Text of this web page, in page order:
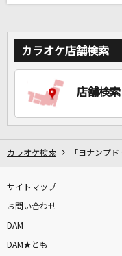
カラ
カラオケ店舗検索
店舗検索
カラオケ検索 「ヨナンプ
サイトマップ
お問い合わせ
DAM
DAM★とも